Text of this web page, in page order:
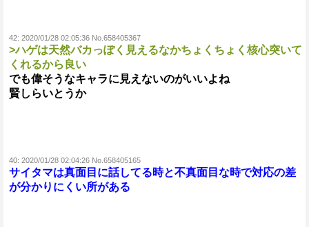
42: 2020/01/28 02:05:36 No.658405367
>ハゲは天然バカっぽく見えるなかちょくちょく核心突いて
くれるから良い
でも偉そうなキャラに見えないのがいいよね
賢しらいとうか
40: 2020/01/28 02:04:26 No.658405165
サイタマは真面目に話してる時と不真面目な時で対応の差
が分かりにくい所がある